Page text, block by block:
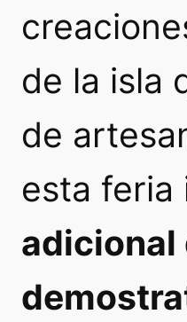
de la isla
de
esta
adicional